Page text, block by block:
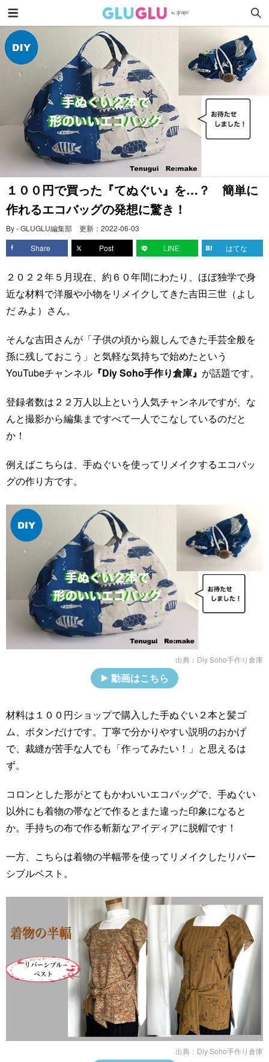
１００円で買った『てぬぐい』を…？ 簡単に
作れるエコバッグの発想に驚き！
By - GLUGLU編集部 更新： 2022-06-03
Share
Post LINE はてな
２０２２年５月現在、約６０年間にわたり、ほぼ独学で身
近な材料で洋服や小物をリメイクしてきた吉田三世（よし
だ みよ）さん。
そんな吉田さんが「子供の頃から親しんできた手芸全般を
孫に残しておこう」と気軽な気持ちで始めたという
YouTubeチャンネル 『Diy Soho手作り倉庫』 が話題です。
登録者数は２２万人以上という人気チャンネルですが、な
んと撮影から編集まですべて一人でこなしているのだと
か！
例えばこちらは、手ぬぐいを使ってリメイクするエコバッ
グの作り方です。
出典： Diy Soho手作り倉庫
動画はこちら
材料は１００円ショップで購入した手ぬぐい２本と髪ゴ
ム、ボタンだけです。丁寧で分かりやすい説明のおかげ
で、裁縫が苦手な人でも「作ってみたい！」と思えるは
ず。
コロンとした形がとてもかわいいエコバッグで、手ぬぐい
以外にも着物の帯などで作るとまた違った印象になると
か。手持ちの布で作る斬新なアイディアに脱帽です！
一方、こちらは着物の半幅帯を使ってリメイクしたリバー
シブルベスト。
出典： Diy Soho手作り倉庫